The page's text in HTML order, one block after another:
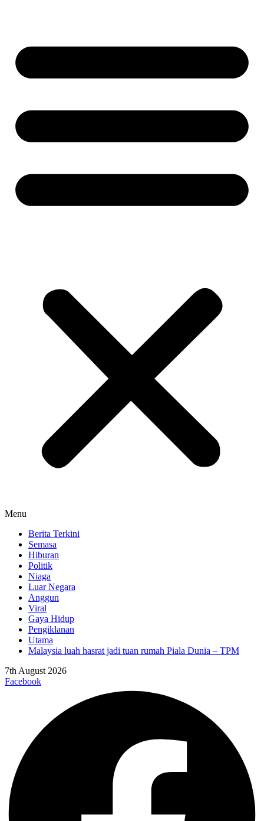
Menu
Berita Terkini
Semasa
Hiburan
Politik
Niaga
Luar Negara
Anggun
Viral
Gaya Hidup
Pengiklanan
Utama
Malaysia luah hasrat jadi tuan rumah Piala Dunia – TPM
7th August 2026
Facebook